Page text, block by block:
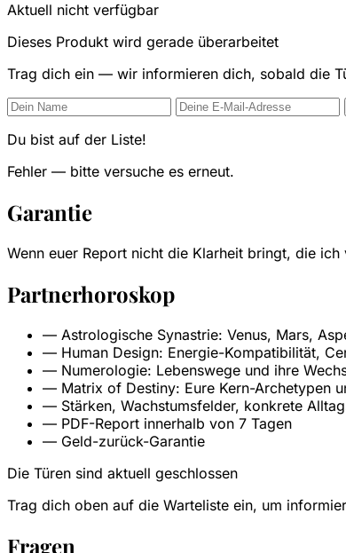
Aktuell nicht verfügbar
Dieses Produkt wird gerade überarbeitet
Trag dich ein — wir informieren dich, sobald die
Du bist auf der Liste!
Fehler — bitte versuche es erneut.
Garantie
Wenn euer Report nicht die Klarheit bringt, die
Partnerhoroskop
— Astrologische Synastrie: Venus, Mars,
— Human Design: Energie-Kompatibilität,
— Numerologie: Lebenswege und ihre
— Matrix of Destiny: Eure Kern-Archetypen
— Stärken, Wachstumsfelder, konkrete
— PDF-Report innerhalb von 7 Tagen
— Geld-zurück-Garantie
Die Türen sind aktuell geschlossen
Trag dich oben auf die Warteliste ein, um
Fragen